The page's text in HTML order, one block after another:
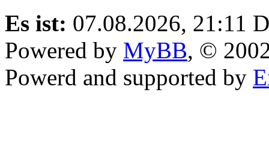
Es ist: 07.08.2026, 21:11
Powered by MyBB, ©
Powerd and supported by